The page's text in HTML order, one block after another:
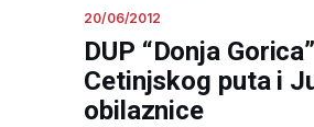
20/06/2012
DUP “Donja
Cetinjskog puta i
obilaznice